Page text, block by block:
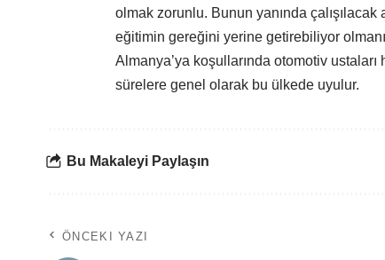
olmak zorunlu. Bunun yanında
eğitimin gereğini yerine getirebiliyor
Almanya’ya koşullarında otomotiv
sürelere genel olarak bu ülkede uyulur.
Bu Makaleyi Paylaşın
ÖNCEKI YAZI